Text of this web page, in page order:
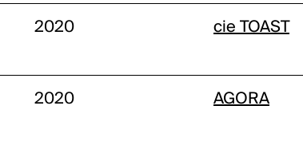
2020 cie TOAST
2020 AGORA